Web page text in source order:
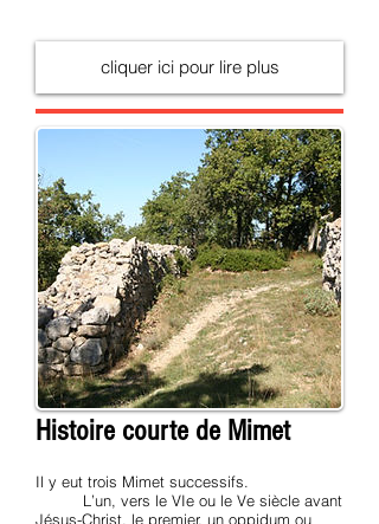
cliquer ici pour lire plus
Histoire courte de Mimet
Il y eut trois Mimet successifs.
L’un, vers le VIe ou le Ve siècle avant
Jésus-Christ, le premier, un oppidum ou